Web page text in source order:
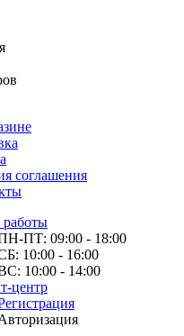
соглашения
ПТ: 09:00 - 18:00
10:00 - 16:00
10:00 - 14:00
центр